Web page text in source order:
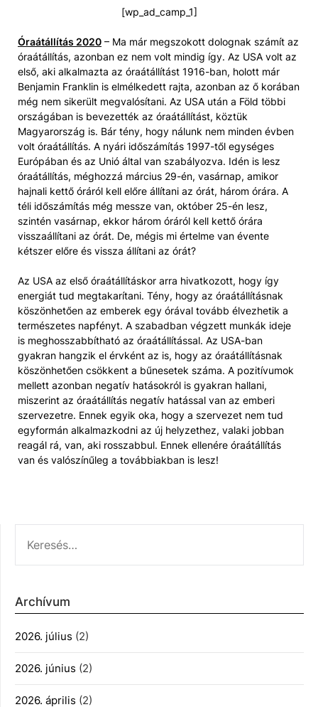
[wp_ad_camp_1]
Óraátállítás 2020 – Ma már megszokott dolognak számít az
óraátállítás, azonban ez nem volt mindig így. Az USA volt az
első, aki alkalmazta az óraátállítást 1916-ban, holott már
Benjamin Franklin is elmélkedett rajta, azonban az ő korában
még nem sikerült megvalósítani. Az USA után a Föld többi
országában is bevezették az óraátállítást, köztük
Magyarország is. Bár tény, hogy nálunk nem minden évben
volt óraátállítás. A nyári időszámítás 1997-től egységes
Európában és az Unió által van szabályozva. Idén is lesz
óraátállítás, méghozzá március 29-én, vasárnap, amikor
hajnali kettő óráról kell előre állítani az órát, három órára. A
téli időszámítás még messze van, október 25-én lesz,
szintén vasárnap, ekkor három óráról kell kettő órára
visszaállítani az órát. De, mégis mi értelme van évente
kétszer előre és vissza állítani az órát?
Az USA az első óraátállításkor arra hivatkozott, hogy így
energiát tud megtakarítani. Tény, hogy az óraátállításnak
köszönhetően az emberek egy órával tovább élvezhetik a
természetes napfényt. A szabadban végzett munkák ideje
is meghosszabbítható az óraátállítással. Az USA-ban
gyakran hangzik el érvként az is, hogy az óraátállításnak
köszönhetően csökkent a bűnesetek száma. A pozitívumok
mellett azonban negatív hatásokról is gyakran hallani,
miszerint az óraátállítás negatív hatással van az emberi
szervezetre. Ennek egyik oka, hogy a szervezet nem tud
egyformán alkalmazkodni az új helyzethez, valaki jobban
reagál rá, van, aki rosszabbul. Ennek ellenére óraátállítás
van és valószínűleg a továbbiakban is lesz!
Archívum
2026. július (2)
2026. június (2)
2026. április (2)